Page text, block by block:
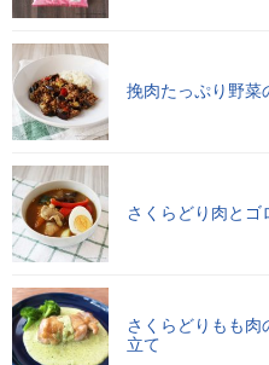
挽肉たっぷり野菜
さくらどり肉とゴ
さくらどりもも肉
立て